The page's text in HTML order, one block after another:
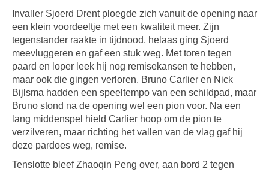
Invaller Sjoerd Drent ploegde zich vanuit de opening naar
een klein voordeeltje met een kwaliteit meer. Zijn
tegenstander raakte in tijdnood, helaas ging Sjoerd
meevluggeren en gaf een stuk weg. Met toren tegen
paard en loper leek hij nog remisekansen te hebben,
maar ook die gingen verloren. Bruno Carlier en Nick
Bijlsma hadden een speeltempo van een schildpad, maar
Bruno stond na de opening wel een pion voor. Na een
lang middenspel hield Carlier hoop om de pion te
verzilveren, maar richting het vallen van de vlag gaf hij
deze pardoes weg, remise.
Tenslotte bleef Zhaoqin Peng over, aan bord 2 tegen